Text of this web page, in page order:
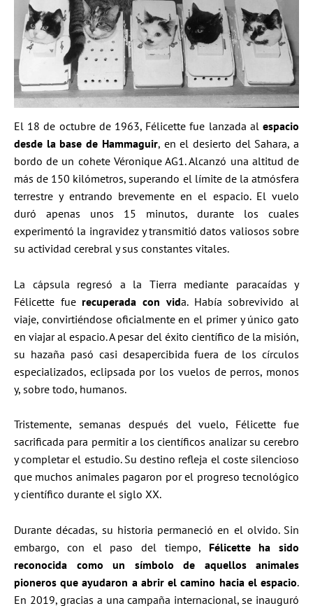
El 18 de octubre de 1963, Félicette fue lanzada al espacio
desde la base de Hammaguir, en el desierto del Sahara, a
bordo de un cohete Véronique AG1. Alcanzó una altitud de
más de 150 kilómetros, superando el límite de la atmósfera
terrestre y entrando brevemente en el espacio. El vuelo
duró apenas unos 15 minutos, durante los cuales
experimentó la ingravidez y transmitió datos valiosos sobre
su actividad cerebral y sus constantes vitales.
La cápsula regresó a la Tierra mediante paracaídas y
Félicette fuerecuperada con vida. Había sobrevivido al
viaje, convirtiéndose oficialmente en el primer y único gato
en viajar al espacio. A pesar del éxito científico de la misión,
su hazaña pasó casi desapercibida fuera de los círculos
especializados, eclipsada por los vuelos de perros, monos
y, sobre todo, humanos.
Tristemente, semanas después del vuelo, Félicette fue
sacrificada para permitir a los científicos analizar su cerebro
y completar el estudio. Su destino refleja el coste silencioso
que muchos animales pagaron por el progreso tecnológico
y científico durante el siglo XX.
Durante décadas, su historia permaneció en el olvido. Sin
embargo, con el paso del tiempo, Félicette ha sido
reconocida como un símbolo de aquellos animales
pioneros que ayudaron a abrir el camino hacia el espacio.
En 2019, gracias a una campaña internacional, se inauguró